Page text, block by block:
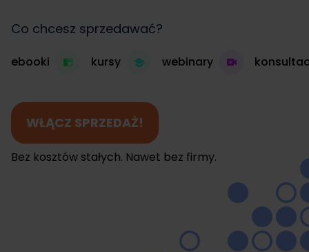
Co chcesz sprzedawać?
ebooki kursy webinary
WŁĄCZ SPRZEDAŻ!
Bez kosztów stałych. Nawet bez firmy.